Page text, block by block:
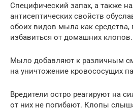
Специфический запах, а также
антисептических свойств
обоих видов мыла как
избавиться от домашних клопов.
Мыло добавляют к различным
на уничтожение кровососущих
Вредители остро реагируют на
от них не погибают. Клопы